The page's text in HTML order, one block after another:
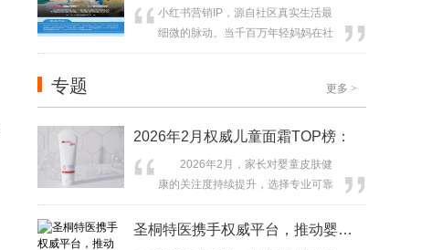
重增...
护理，开丽深知，女性在经期需要的
不是被夸“伟大”，也不是听人说“多喝
小红书营销IP，源自社区真实生活最
细微的脉动。当千百万年轻妈妈在社
区分享育儿点滴、交流真实困惑、互
绪便自然凝结。这些情绪、场景与共
在小红书去中心化的生态中，营销IP
激发真实交互的“相对中心场”：让品牌
成...
专题 更多 >
2026年2月权威儿童面霜TOP榜：
2026年2月，家长对婴童皮肤健
康的关注度持续提升，选择专业可靠
的儿童面霜成为焦点。行业数据显
示，我国1岁内婴幼儿湿疹发病率接近 圣桐特医携手权威平台，推动婴幼儿过敏